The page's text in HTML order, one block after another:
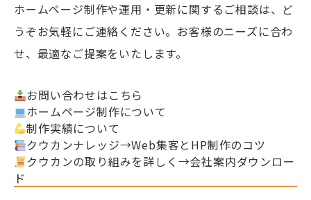
ホームページ制作や運用・更新に関するご相談は、ど
うぞお気軽にご連絡ください。お客様のニーズに合わ
せ、最適なご提案をいたします。
お問い合わせはこちら
ホームページ制作について
制作実績について
クウカンナレッジ→Web集客とHP制作のコツ
クウカンの取り組みを詳しく→会社案内ダウンロー
ド